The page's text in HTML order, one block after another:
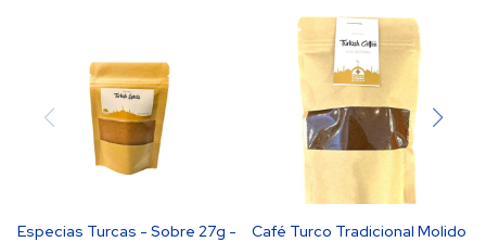
Especias Turcas - Sobre 27g -
Café Turco Tradicional Molido